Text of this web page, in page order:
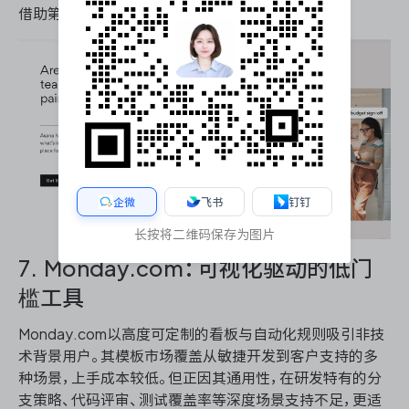
借助第三方集成弥补。
7. Monday.com：可视化驱动的低门
槛工具
Monday.com以高度可定制的看板与自动化规则吸引非技
术背景用户。其模板市场覆盖从敏捷开发到客户支持的多
种场景，上手成本较低。但正因其通用性，在研发特有的分
支策略、代码评审、测试覆盖率等深度场景支持不足，更适
企微 飞书 钉钉
长按将二维码保存为图片